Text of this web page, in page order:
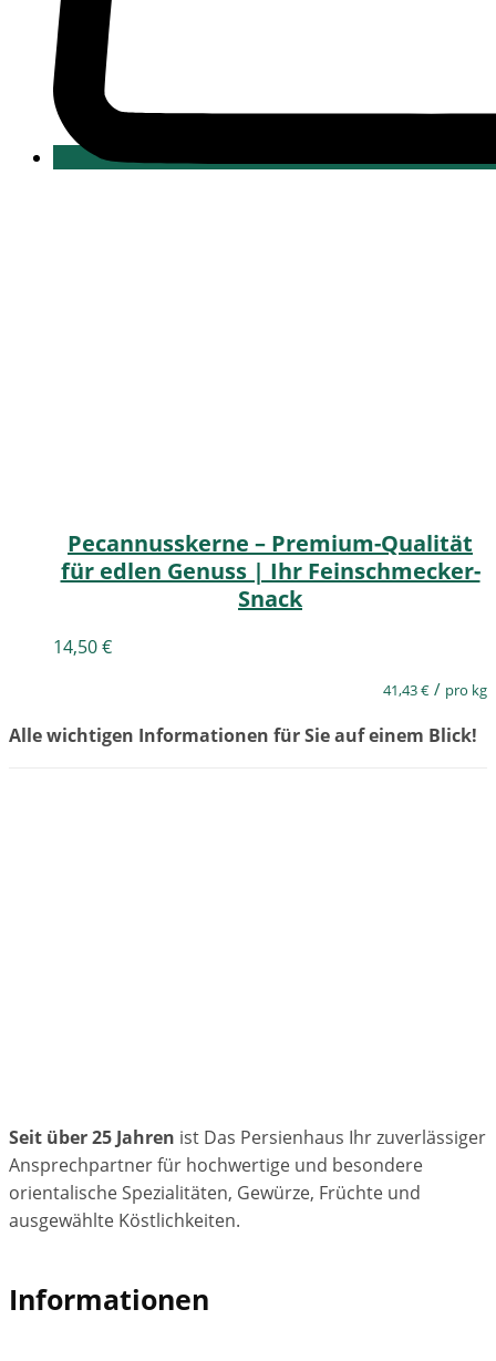
Pecannusskerne – Premium-Qualität
für edlen Genuss | Ihr Feinschmecker-
Snack
14,50€
41,43€ / pro kg
Alle wichtigen Informationen für Sie auf einem Blick!
Seit über 25 Jahren ist Das Persienhaus Ihr zuverlässiger
Ansprechpartner für hochwertige und besondere
orientalische Spezialitäten, Gewürze, Früchte und
ausgewählte Köstlichkeiten.
Informationen